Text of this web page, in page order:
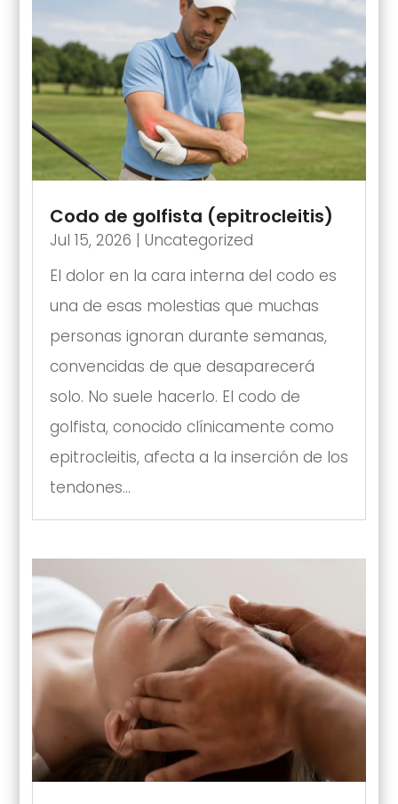
Codo de golfista (epitrocleitis)
Jul 15, 2026 | Uncategorized
El dolor en la cara interna del codo es
una de esas molestias que muchas
personas ignoran durante semanas,
convencidas de que desaparecerá
solo. No suele hacerlo. El codo de
golfista, conocido clínicamente como
epitrocleitis, afecta a la inserción de los
tendones...